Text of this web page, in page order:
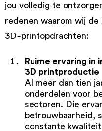
jou volledig te
redenen waarom wij
3D‑printopdrachten:
Ruime ervaring in
3D printproductie
Al meer dan tien
onderdelen voor
sectoren. Die
betrouwbaarheid,
constante